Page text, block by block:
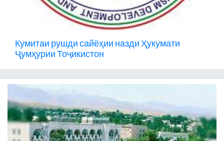
Кумитаи рушди сайёҳии назди Ҳукумати
Ҷумҳурии Тоҷикистон